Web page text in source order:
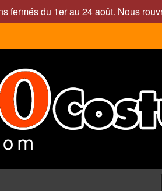
fermés du 1er au 24 août. Nous